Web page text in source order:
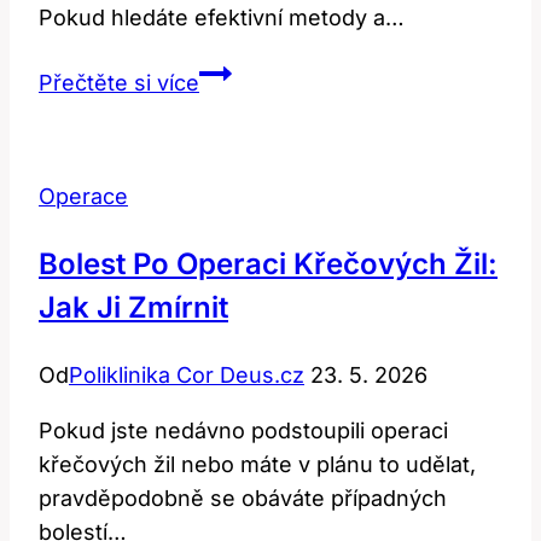
Pokud hledáte efektivní metody a…
Přečtěte si víceŘešení
metody
a
Operace
Bolest Po Operaci Křečových Žil:
Jak Ji Zmírnit
OdPoliklinika Cor Deus.cz 23. 5. 2026
Pokud jste nedávno podstoupili operaci
křečových žil nebo máte v plánu to udělat,
pravděpodobně se obáváte případných
bolestí…